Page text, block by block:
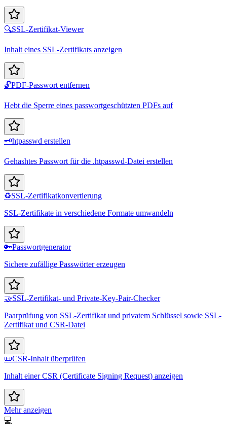
🔍SSL-Zertifikat-Viewer
Inhalt eines SSL-Zertifikats anzeigen
🔓PDF-Passwort entfernen
Hebt die Sperre eines passwortgeschützten PDFs auf
🗝️htpasswd erstellen
Gehashtes Passwort für die .htpasswd-Datei erstellen
♻️SSL-Zertifikatkonvertierung
SSL-Zertifikate in verschiedene Formate umwandeln
🔑Passwortgenerator
Sichere zufällige Passwörter erzeugen
🤝SSL-Zertifikat- und Private-Key-Pair-Checker
Paarprüfung von SSL-Zertifikat und privatem Schlüssel sowie SSL-
Zertifikat und CSR-Datei
📜CSR-Inhalt überprüfen
Inhalt einer CSR (Certificate Signing Request) anzeigen
Mehr anzeigen
💻